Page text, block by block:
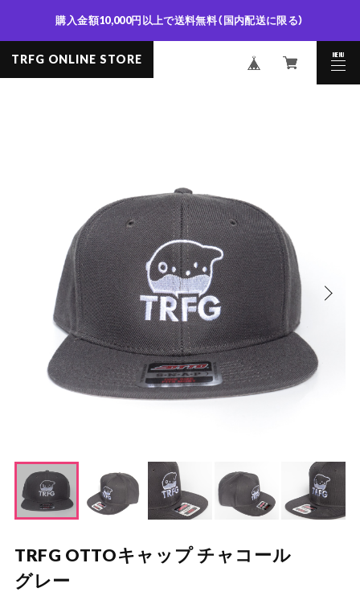
購入金額10,000円以上で送料無料（国内配送に限る）
TRFG ONLINE STORE MENU
CLOSE
TRFG OTTOキャップ チャコール
グレー